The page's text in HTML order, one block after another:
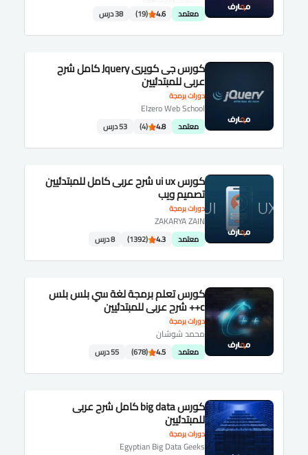
معتمد 4.6
(19) 38 درس
دورات برمجة
كورس جى كويرى Jquery كامل شرح
عربى للمبتدئيين
Elzero Web School
معتمد 4.8
(4) 53 درس
دورات برمجة
كورس ui ux شرح عربى كامل للمبتدئيين
تصميم ويب
ZAKARYA ZAIN
معتمد 4.3
(1392) 8 درس
دورات برمجة
كورس تعلم برمجة لغة سي بلس بلس
c++ شرح عربى للمبتدئيين
محمد شوشان
معتمد 4.5
(678) 55 درس
دورات برمجة
كورس big data كامل شرح عربى
للمبتدئيين
Egyptian Big Data Geeks